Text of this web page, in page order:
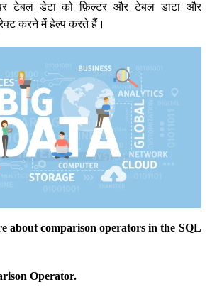
टेबल डेटा को फ़िल्टर और टेबल डाटा और
करने में हेल्प करते हैं।
about comparison operators in the SQL
Operator.